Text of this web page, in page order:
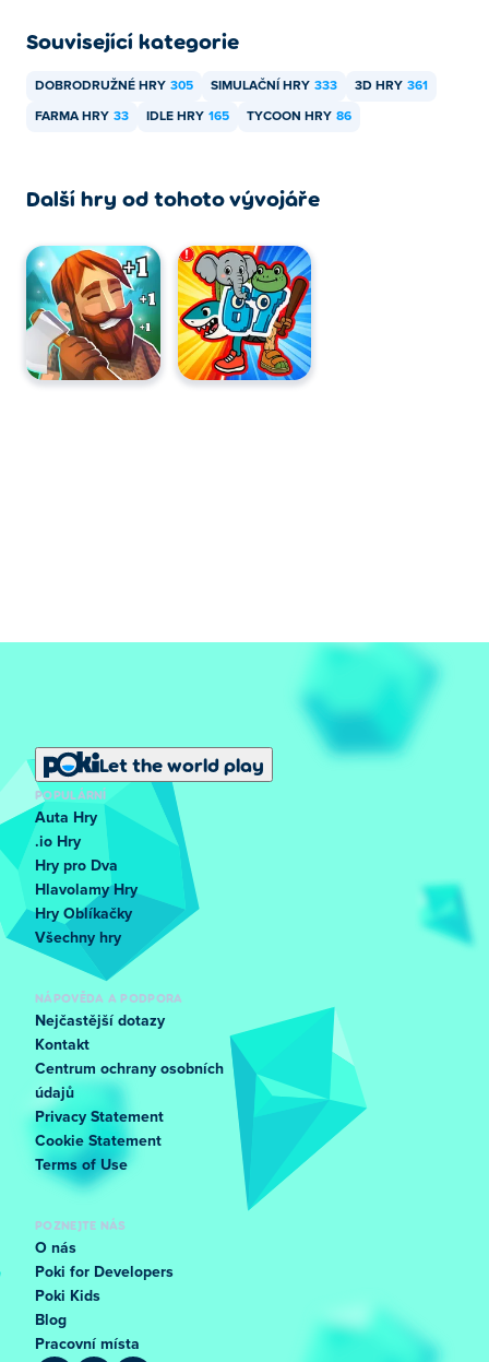
Související kategorie
DOBRODRUŽNÉ HRY 305 SIMULAČNÍ HRY 333 3D HRY 361
FARMA HRY 33 IDLE HRY 165 TYCOON HRY 86
Další hry od tohoto vývojáře
Let the world play
POPULÁRNÍ
Auta Hry
.io Hry
Hry pro Dva
Hlavolamy Hry
Hry Oblíkačky
Všechny hry
NÁPOVĚDA A PODPORA
Nejčastější dotazy
Kontakt
Centrum ochrany osobních
údajů
Privacy Statement
Cookie Statement
Terms of Use
POZNEJTE NÁS
O nás
Poki for Developers
Poki Kids
Blog
Pracovní místa